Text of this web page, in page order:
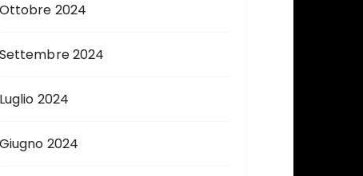
Ottobre 2024
Settembre 2024
Luglio 2024
Giugno 2024